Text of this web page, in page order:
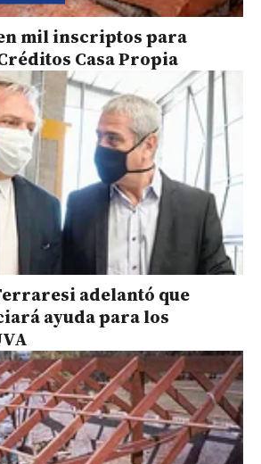
mil inscriptos para
Casa Propia
adelantó que
ayuda para los